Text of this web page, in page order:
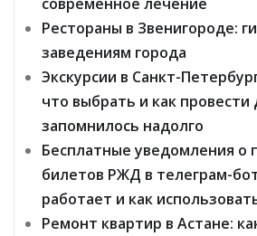
Рестораны в Звенигороде:
заведениям города
Экскурсии в Санкт-
что выбрать и как провести
запомнилось надолго
Бесплатные уведомления о
билетов РЖД в телеграм-
работает и как
Ремонт квартир в Астане: